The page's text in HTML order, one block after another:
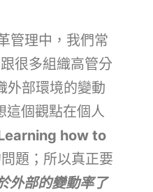
管理中，我們常
很多組織高管分
外部環境的變動
這個觀點在個人
how to
題；所以真正要
外部的變動率了